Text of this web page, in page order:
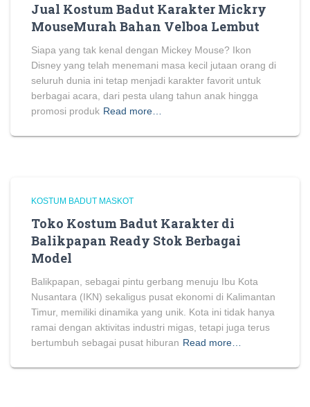
Jual Kostum Badut Karakter Mickry
MouseMurah Bahan Velboa Lembut
Siapa yang tak kenal dengan Mickey Mouse? Ikon
Disney yang telah menemani masa kecil jutaan orang di
seluruh dunia ini tetap menjadi karakter favorit untuk
berbagai acara, dari pesta ulang tahun anak hingga
promosi produk Read more…
KOSTUM BADUT MASKOT
Toko Kostum Badut Karakter di
Balikpapan Ready Stok Berbagai
Model
Balikpapan, sebagai pintu gerbang menuju Ibu Kota
Nusantara (IKN) sekaligus pusat ekonomi di Kalimantan
Timur, memiliki dinamika yang unik. Kota ini tidak hanya
ramai dengan aktivitas industri migas, tetapi juga terus
bertumbuh sebagai pusat hiburan Read more…